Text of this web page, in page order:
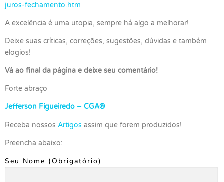
juros-fechamento.htm
A excelência é uma utopia, sempre há algo a melhorar!
Deixe suas críticas, correções, sugestões, dúvidas e também
elogios!
Vá ao final da página e deixe seu comentário!
Forte abraço
Jefferson Figueiredo – CGA®
Receba nossos Artigos assim que forem produzidos!
Preencha abaixo:
Seu Nome (obrigatório)